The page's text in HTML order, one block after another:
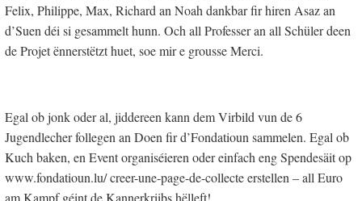
Felix, Philippe, Max, Richard an Noah dankbar fir hiren Asaz an
d’Suen déi si gesammelt hunn. Och all Professer an all Schüler deen
de Projet ënnerstëtzt huet, soe mir e grousse Merci.
Egal ob jonk oder al, jiddereen kann dem Virbild vun de 6
Jugendlecher follegen an Doen fir d’Fondatioun sammelen. Egal ob
Kuch baken, en Event organiséieren oder einfach eng Spendesäit op
www.fondatioun.lu/ creer-une-page-de-collecte erstellen – all Euro
am Kampf géint de Kannerkriibs hëlleft!